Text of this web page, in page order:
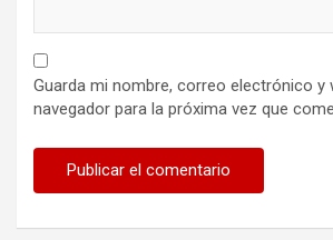
Guarda mi nombre, correo electrónico y
navegador para la próxima vez que